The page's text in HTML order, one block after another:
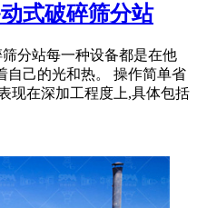
式破碎筛分站
分站每一种设备都是在他
自己的光和热。 操作简单省
现在深加工程度上,具体包括